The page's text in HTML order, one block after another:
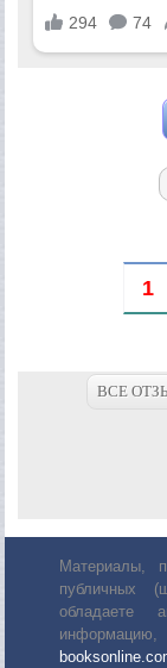
1
ВСЕ
Материалы,
публичных
обладаете